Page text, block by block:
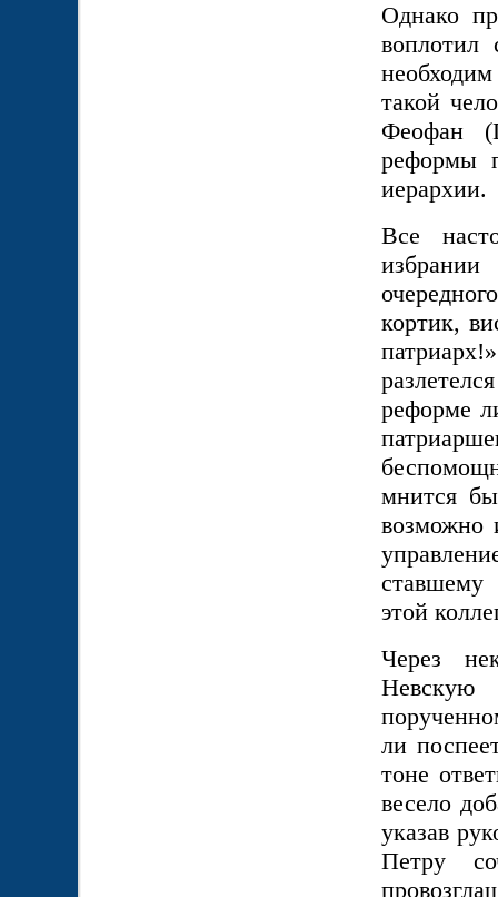
Однако
такой
Феофан
реформы
иерархии.
Все
кортик,
реформе
мнится
возможно
ставшему
этой
Через
ли
тоне
весело
указав
Петру